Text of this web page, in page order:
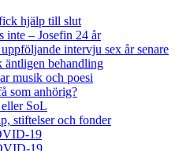
hjälp till slut
inte – Josefin 24 år
intervju sex år senare
äntligen behandling
musik och poesi
som anhörig?
SoL
stiftelser och fonder
19
19